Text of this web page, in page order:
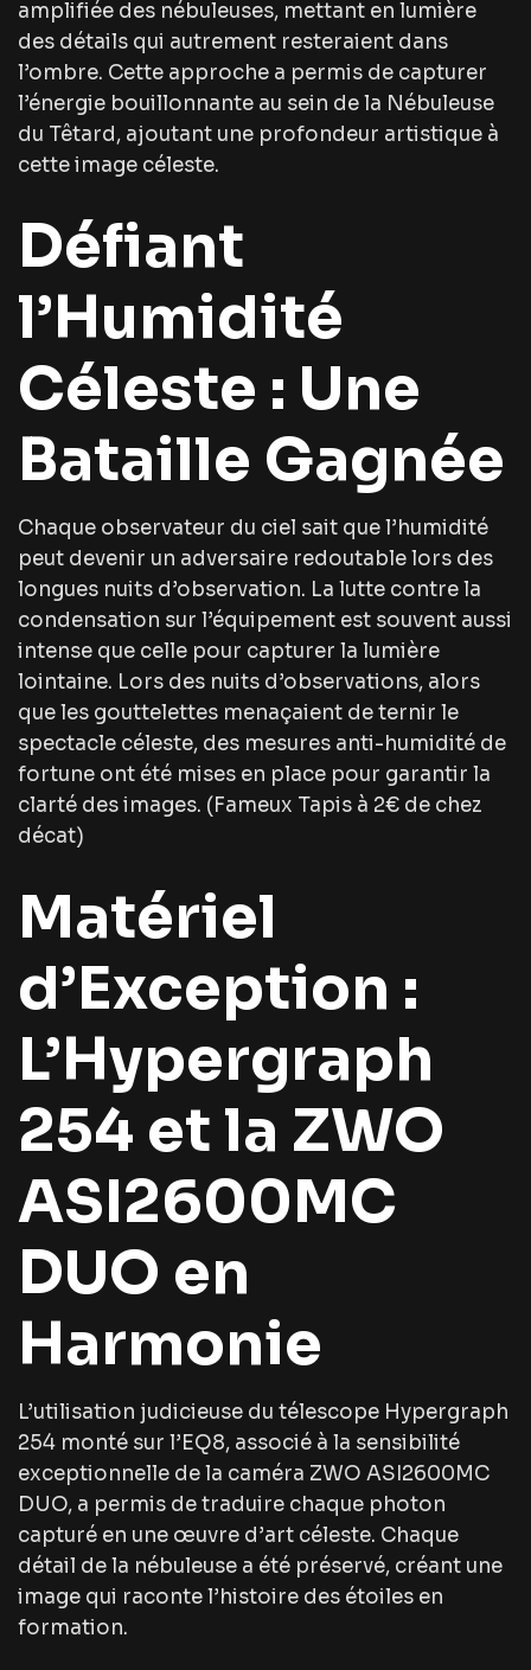
amplifiée des nébuleuses, mettant en lumière
des détails qui autrement resteraient dans
l’ombre. Cette approche a permis de capturer
l’énergie bouillonnante au sein de la Nébuleuse
du Têtard, ajoutant une profondeur artistique à
cette image céleste.
Défiant
l’Humidité
Céleste : Une
Bataille Gagnée
Chaque observateur du ciel sait que l’humidité
peut devenir un adversaire redoutable lors des
longues nuits d’observation. La lutte contre la
condensation sur l’équipement est souvent aussi
intense que celle pour capturer la lumière
lointaine. Lors des nuits d’observations, alors
que les gouttelettes menaçaient de ternir le
spectacle céleste, des mesures anti-humidité de
fortune ont été mises en place pour garantir la
clarté des images. (Fameux Tapis à 2€ de chez
décat)
Matériel
d’Exception :
L’Hypergraph
254 et la ZWO
ASI2600MC
DUO en
Harmonie
L’utilisation judicieuse du télescope Hypergraph
254 monté sur l’EQ8, associé à la sensibilité
exceptionnelle de la caméra ZWO ASI2600MC
DUO, a permis de traduire chaque photon
capturé en une œuvre d’art céleste. Chaque
détail de la nébuleuse a été préservé, créant une
image qui raconte l’histoire des étoiles en
formation.